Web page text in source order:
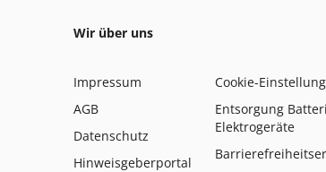
Wir über uns
Impressum
AGB
Datenschutz
Hinweisgeberportal
Cookie-
Entsorgung
Elektrogeräte